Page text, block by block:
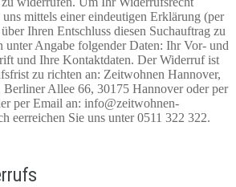
uns mittels einer eindeutigen Erklärung (per
Ihren Entschluss diesen Suchauftrag zu
Angabe folgender Daten: Ihr Vor- und
und Ihre Kontaktdaten. Der Widerruf ist
zu richten an: Zeitwohnen Hannover,
Allee 66, 30175 Hannover oder per
per Email an: info@zeitwohnen-
eerreichen Sie uns unter 0511 322 322.